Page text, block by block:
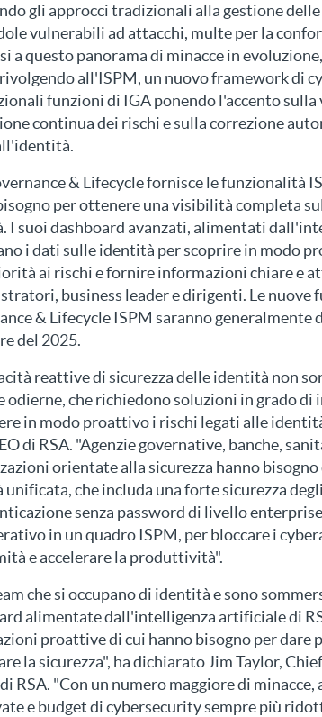
gli approcci tradizionali alla gestione
vulnerabili ad attacchi, multe per la
a questo panorama di minacce in
all'ISPM, un nuovo framework di
funzioni di IGA ponendo l'accento
continua dei rischi e sulla correzione
& Lifecycle fornisce le funzionalità
per ottenere una visibilità completa
I suoi dashboard avanzati, alimentati
i dati sulle identità per scoprire in modo
ai rischi e fornire informazioni chiare e
business leader e dirigenti. Le nuove
& Lifecycle ISPM saranno
del 2025.
reattive di sicurezza delle identità non
odierne, che richiedono soluzioni in grado
in modo proattivo i rischi legati alle
di RSA. "Agenzie governative, banche,
orientate alla sicurezza hanno
che includa una forte sicurezza
senza password di livello
in un quadro ISPM, per bloccare i
e accelerare la produttività".
che si occupano di identità e sono
alimentate dall'intelligenza artificiale di
proattive di cui hanno bisogno per dare
la sicurezza", ha dichiarato Jim Taylor,
RSA. "Con un numero maggiore di
e budget di cybersecurity sempre più